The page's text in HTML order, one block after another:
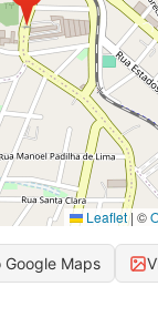
Leaflet| ©
Google Maps